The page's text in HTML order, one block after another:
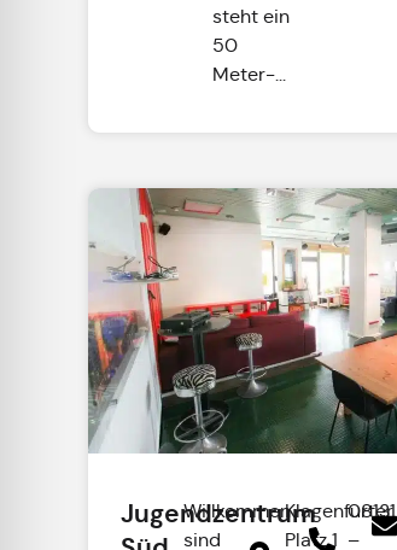
steht ein
50
Meter-...
Jugendzentrum
Willkommen
sind
Klagenfurter
Platz 1
08131
–